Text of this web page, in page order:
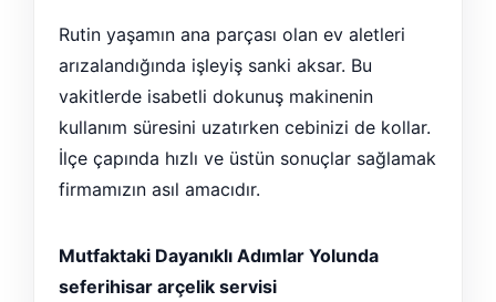
Rutin yaşamın ana parçası olan ev aletleri
arızalandığında işleyiş sanki aksar. Bu
vakitlerde isabetli dokunuş makinenin
kullanım süresini uzatırken cebinizi de kollar.
İlçe çapında hızlı ve üstün sonuçlar sağlamak
firmamızın asıl amacıdır.
Mutfaktaki Dayanıklı Adımlar Yolunda
seferihisar arçelik servisi